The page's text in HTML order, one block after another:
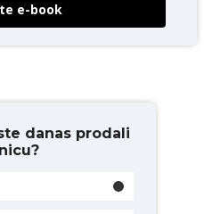
e-book
danas prodali